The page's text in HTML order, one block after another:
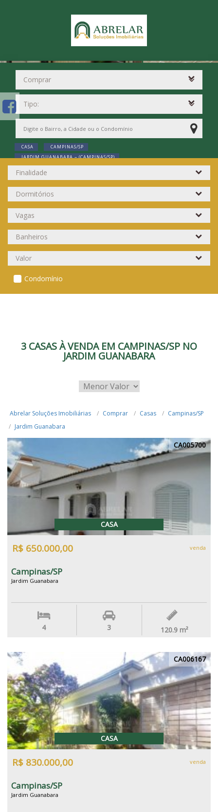
CASA
CAMPINAS/SP
JARDIM GUANABARA ~ (CAMPINAS/SP)
Condomínio
3 CASAS À VENDA EM CAMPINAS/SP NO
JARDIM GUANABARA
Abrelar Soluções Imobiliárias Comprar Casas
Campinas/SP
Jardim Guanabara
CA005700
CASA
R$ 650.000,00 venda
Campinas/SP
Jardim Guanabara
4 3 120.9 m²
CA006167
CASA
R$ 830.000,00 venda
Campinas/SP
Jardim Guanabara